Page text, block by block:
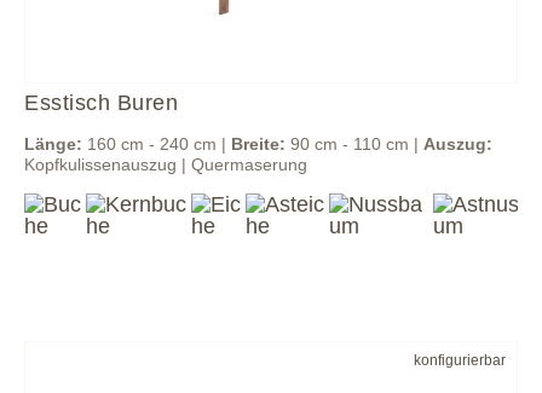
Esstisch Buren
Länge: 160 cm - 240 cm | Breite: 90 cm - 110 cm | Auszug:
Kopfkulissenauszug | Quermaserung
konfigurierbar